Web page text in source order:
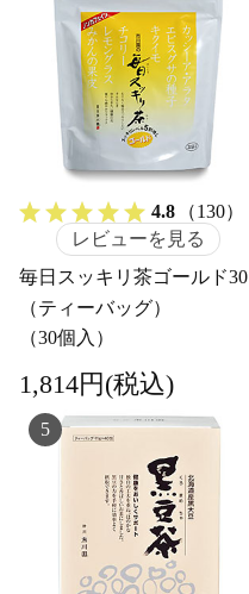
4.8
（130）
レビューを見る
毎日スッキリ茶ゴールド30
（ティーバッグ）
（30個入）
1,814円(税込)
5